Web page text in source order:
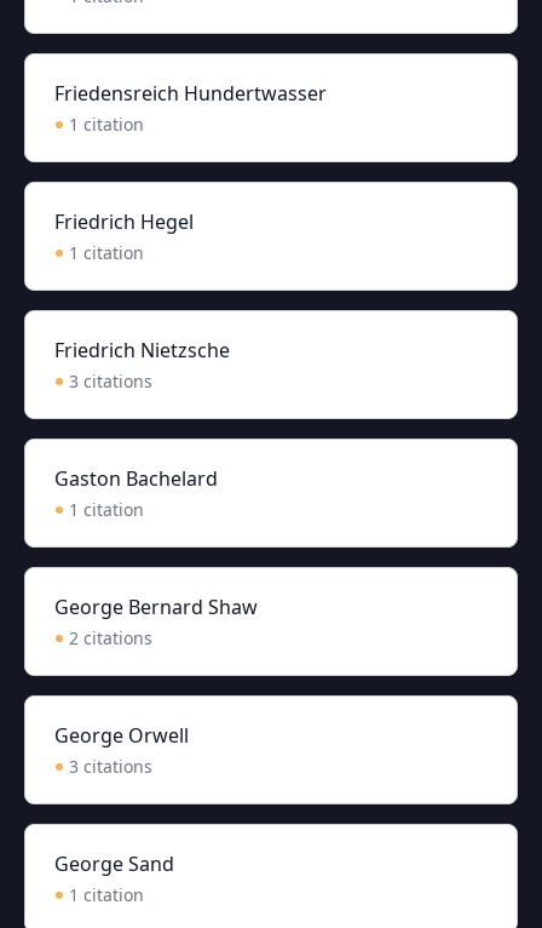
Friedensreich Hundertwasser
1 citation
Friedrich Hegel
1 citation
Friedrich Nietzsche
3 citations
Gaston Bachelard
1 citation
George Bernard Shaw
2 citations
George Orwell
3 citations
George Sand
1 citation